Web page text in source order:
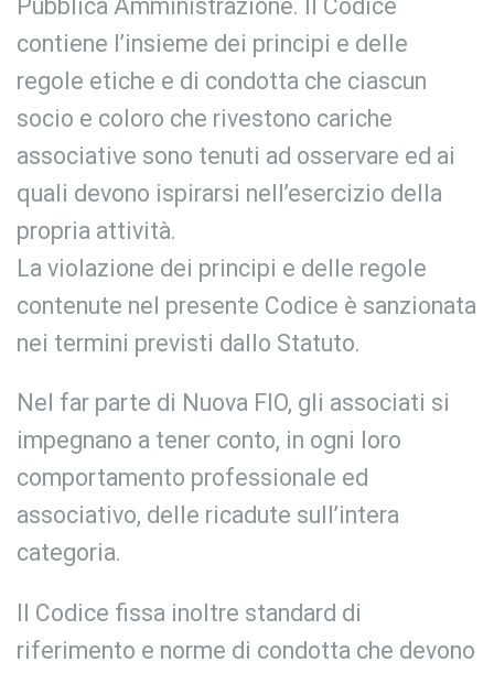
Pubblica Amministrazione. Il Codice
contiene l’insieme dei principi e delle
regole etiche e di condotta che ciascun
socio e coloro che rivestono cariche
associative sono tenuti ad osservare ed ai
quali devono ispirarsi nell’esercizio della
propria attività.
La violazione dei principi e delle regole
contenute nel presente Codice è sanzionata
nei termini previsti dallo Statuto.
Nel far parte di Nuova FIO, gli associati si
impegnano a tener conto, in ogni loro
comportamento professionale ed
associativo, delle ricadute sull’intera
categoria.
Il Codice fissa inoltre standard di
riferimento e norme di condotta che devono